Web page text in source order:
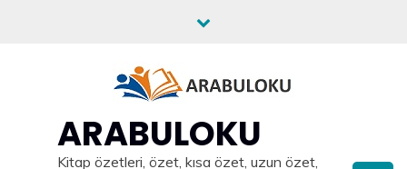
ARABULOKU
Kitap özetleri, özet, kısa özet, uzun özet,